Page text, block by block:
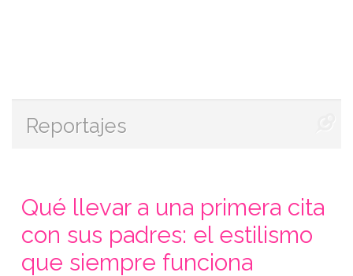
Reportajes
Qué llevar a una primera cita
con sus padres: el estilismo
que siempre funciona